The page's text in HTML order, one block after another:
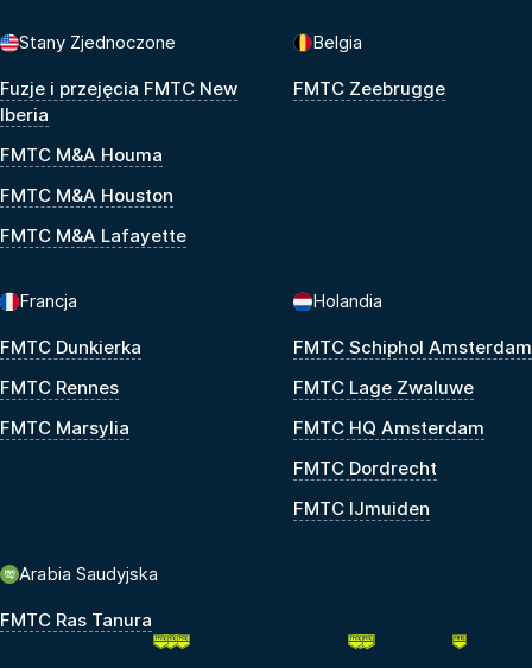
Stany Zjednoczone
Fuzje i przejęcia FMTC New
Iberia
FMTC M&A Houma
FMTC M&A Houston
FMTC M&A Lafayette
Belgia
FMTC Zeebrugge
Francja
FMTC Dunkierka
FMTC Rennes
FMTC Marsylia
Holandia
FMTC Schiphol Amsterdam
FMTC Lage Zwaluwe
FMTC HQ Amsterdam
FMTC Dordrecht
FMTC IJmuiden
Arabia Saudyjska
FMTC Ras Tanura